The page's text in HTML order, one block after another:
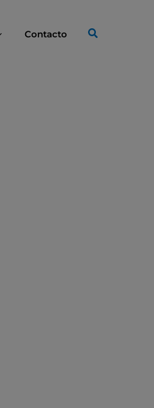
Contacto